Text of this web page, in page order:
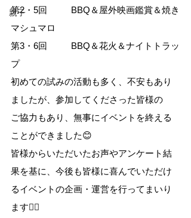
親子
第2・5回          BBQ＆屋外映画鑑賞＆焼き
マシュマロ
第3・6回          BBQ＆花火＆ナイトトラッ
プ
初めての試みの活動も多く、不安もあり
ましたが、参加してくださった皆様の
ご協力もあり、無事にイベントを終える
ことができました😊
皆様からいただいたお声やアンケート結
果を基に、今後も皆様に喜んでいただけ
るイベントの企画・運営を行ってまいり
ます🙆‍♂️